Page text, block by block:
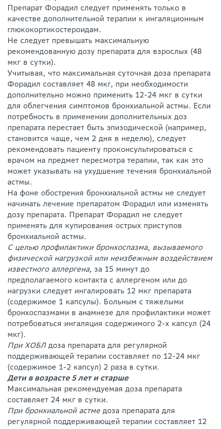
Препарат Форадил следует применять только в
качестве дополнительной терапии к ингаляционным
глюкокортикостероидам.
Не следует превышать максимальную
рекомендованную дозу препарата для взрослых (48
мкг в сутки).
Учитывая, что максимальная суточная доза препарата
Форадил составляет 48 мкг, при необходимости
дополнительно можно применить 12-24 мкг в сутки
для облегчения симптомов бронхиальной астмы. Если
потребность в применении дополнительных доз
препарата перестает быть эпизодической (например,
становится чаще, чем 2 дня в неделю), следует
рекомендовать пациенту проконсультироваться с
врачом на предмет пересмотра терапии, так как это
может указывать на ухудшение течения бронхиальной
астмы.
На фоне обострения бронхиальной астмы не следует
начинать лечение препаратом Форадил или изменять
дозу препарата. Препарат Форадил не следует
применять для купирования острых приступов
бронхиальной астмы.
С целью профилактики бронхоспазма, вызываемого
физической нагрузкой или неизбежным воздействием
известного аллергена, за 15 минут до
предполагаемого контакта с аллергеном или до
нагрузки следует ингалировать 12 мкг препарата
(содержимое 1 капсулы). Больным c тяжелыми
бронхоспазмами в анамнезе для профилактики может
потребоваться ингаляция содержимого 2-х капсул (24
мкг).
При ХОБЛдоза препарата для регулярной
поддерживающей терапии составляет по 12-24 мкг
(содержимое 1-2 капсул) 2 раза в сутки.
Дети в возрасте 5 лет и старше
Максимальная рекомендуемая доза препарата
составляет 24 мкг в сутки.
При бронхиальной астме доза препарата для
регулярной поддерживающей терапии составляет 12